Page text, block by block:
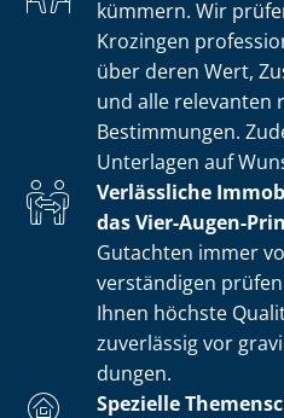
kümmern. Wir
Krozingen
über deren Wert,
und alle relevanten
Bestimmungen.
Unterlagen auf
Verlässliche
das Vier-Augen-
Gutachten immer
ver­stän­di­gen
Ihnen höchste
zuverlässig vor
dun­gen.
Spezielle